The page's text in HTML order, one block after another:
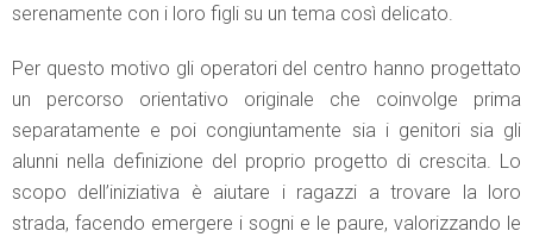
serenamente con i loro figli su un tema così delicato.
Per questo motivo gli operatori del centro hanno progettato
un percorso orientativo originale che coinvolge prima
separatamente e poi congiuntamente sia i genitori sia gli
alunni nella definizione del proprio progetto di crescita. Lo
scopo dell’iniziativa è aiutare i ragazzi a trovare la loro
strada, facendo emergere i sogni e le paure, valorizzando le